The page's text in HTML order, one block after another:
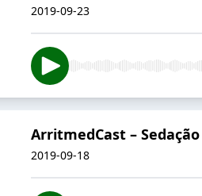
2019-09-23
ArritmedCast –
2019-09-18